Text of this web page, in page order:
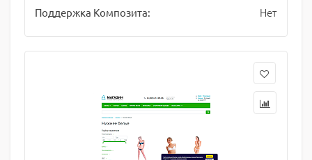
Поддержка Композита: Нет